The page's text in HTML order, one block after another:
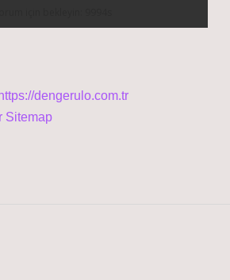
https://dengerulo.com.tr
Sitemap